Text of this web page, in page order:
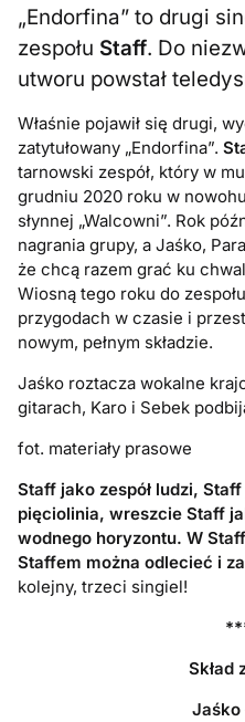
„Endorfina” to drugi
zespołu Staff. Do
utworu powstał
Właśnie pojawił się drugi,
zatytułowany „Endorfina”.
tarnowski zespół, który w
grudniu 2020 roku w
słynnej „Walcowni”. Rok
nagrania grupy, aJaśko,
żechcą razem grać ku
Wiosną tego roku do zespołu
przygodach w czasie i
nowym, pełnym składzie.
Jaśko roztacza wokalne
gitarach, Karo i Sebek
fot. materiały prasowe
Staff jako zespół ludzi,
pięciolinia, wreszcie Staff
wodnego horyzontu. W
Staffem można odlecieć i
kolejny, trzeci singiel!
Skład
Jaśko